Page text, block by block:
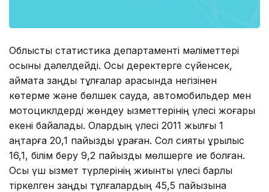
Облыстық статистика департаменті мәліметтері
осыны дәлелдейді. Осы деректерге сүйенсек,
аймақта заңды тұлғалар арасында негізінен
көтерме және бөлшек сауда, автомобильдер мен
мотоциклдерді жөндеу қызметтерінің үлесі жоғары
екені байқалады. Олардың үлесі 2011 жылғы 1
қаңтарға 20,1 пайызды құраған. Сол сияқты құрылыс
16,1, білім беру 9,2 пайыздық мөлшерге ие болған.
Осы үш қызмет түрлерінің жиынтық үлесі барлық
тіркелген заңды тұлғалардың 45,5 пайызына